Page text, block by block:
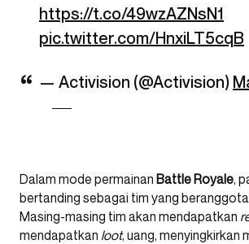
https://t.co/49wzAZNsN1
pic.twitter.com/HnxiLT5cqB
— Activision (@Activision)
Dalam mode permainan Battle Royale,
bertanding sebagai tim yang
Masing-masing tim akan mendapatkan
mendapatkan loot, uang, menyingkirkan